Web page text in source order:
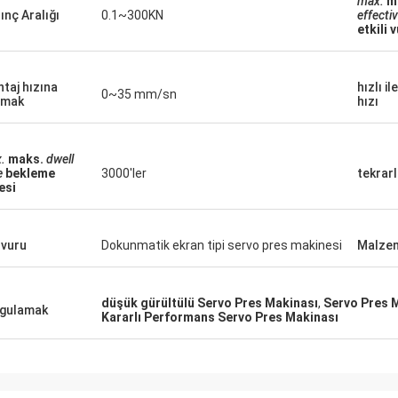
Aralığı 0.1~300KN
etkili
hızına
0~35 mm/sn
hızlı
hızı
maks. dwell
bekleme
3000'ler
Dokunmatik ekran tipi servo pres makinesi
düşük gürültülü Servo Pres Makinası, Servo Pres
Kararlı Performans Servo Pres Makinası